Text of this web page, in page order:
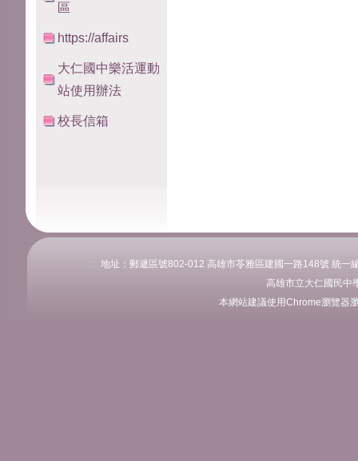
區
https://affairs
大仁國中樂活運動
站使用辦法
校長信箱
:::
地址：郵遞區號802-012 高雄市苓雅區建國一路148號 統
高雄市立大仁國民中
本網站建議使用Chrome瀏覽器